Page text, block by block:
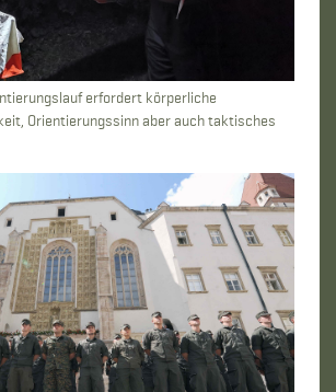
erfordert körperliche
Orientierungssinn aber auch taktisches